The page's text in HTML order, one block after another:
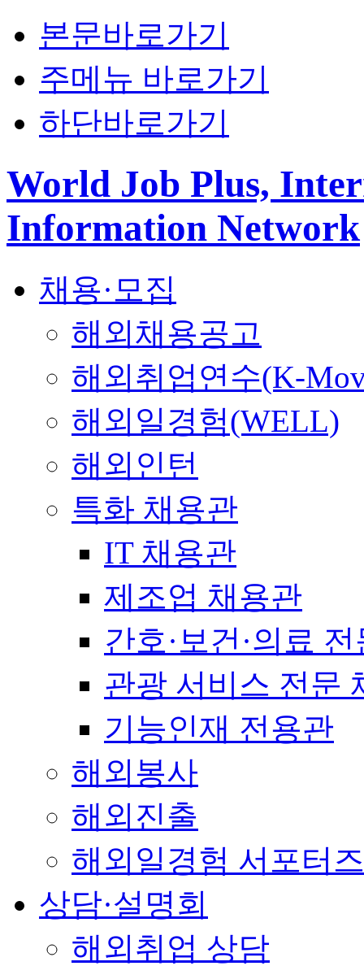
본문바로가기
주메뉴 바로가기
하단바로가기
World Job Plus,
Information Network
채용·모집
해외채용공고
해외취업연수(K-
해외일경험(WELL)
해외인턴
특화 채용관
IT 채용관
제조업 채용관
간호·보건·의료
관광 서비스 전문
기능인재 전용관
해외봉사
해외진출
해외일경험 서포터
상담·설명회
해외취업 상담